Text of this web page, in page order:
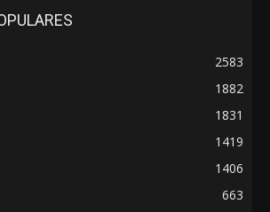
2583
1882
1831
1419
1406
663